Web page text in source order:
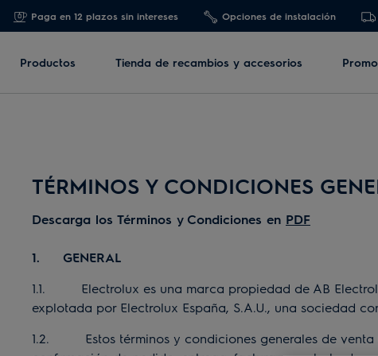
Paga en 12 plazos sin intereses Opciones de instalación
Productos Tienda de recambios y accesorios
TÉRMINOS Y CONDICIONES
Descarga los Términos y Condiciones en PDF
1. GENERAL
1.1. Electrolux es una marca propiedad de AB
explotada por Electrolux España, S.A.U., una sociedad
1.2. Estos términos y condiciones generales de venta